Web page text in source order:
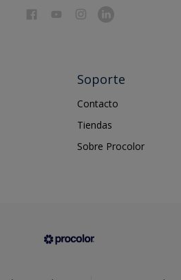
Soporte
Contacto
Tiendas
Sobre Procolor